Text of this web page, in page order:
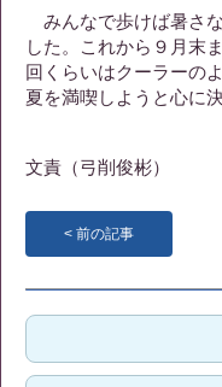
みんなで歩けば暑さ
した。これから９月末
回くらいはクーラーの
夏を満喫しようと心に
文責（弓削俊彬）
前の記事